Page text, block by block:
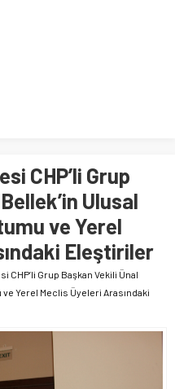
CHP’li Grup
Ulusal
ve Yerel
Eleştiriler
CHP’li Grup Başkan Vekili Ünal
Yerel Meclis Üyeleri Arasındaki